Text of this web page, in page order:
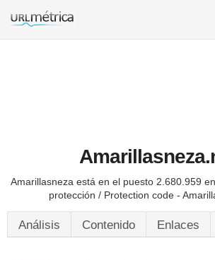
Amarillasneza está en el puesto 2.680.959
protección / Protection code -
Análisis Contenido Enlaces